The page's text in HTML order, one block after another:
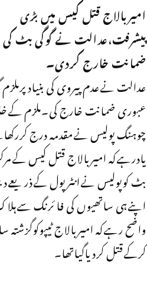
امیربالاج قتل کیس میں بڑی
پیشرفت،عدالت نے گوگی بٹ
ضمانت خارج کردی۔
عدالت نےعدم پیروی کی
عبوری ضمانت خارج کی۔ملزم
چوہنگ پولیس نےمقدمہ درج
یادرہےکہ امیربالاج قتل کیس
بٹ کوپولیس نےانٹرپول
اپنےہی ساتھیوں کی فا ئرنگ
واضح رہےکہ امیربالاج
کرکےقتل کردیاگیاتھا۔